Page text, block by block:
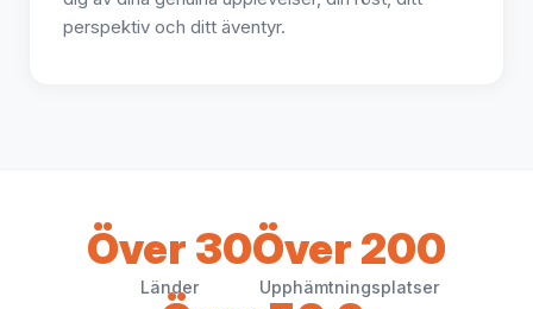
perspektiv och ditt äventyr.
Över 30
Länder
Över 200
Upphämtningsplatser